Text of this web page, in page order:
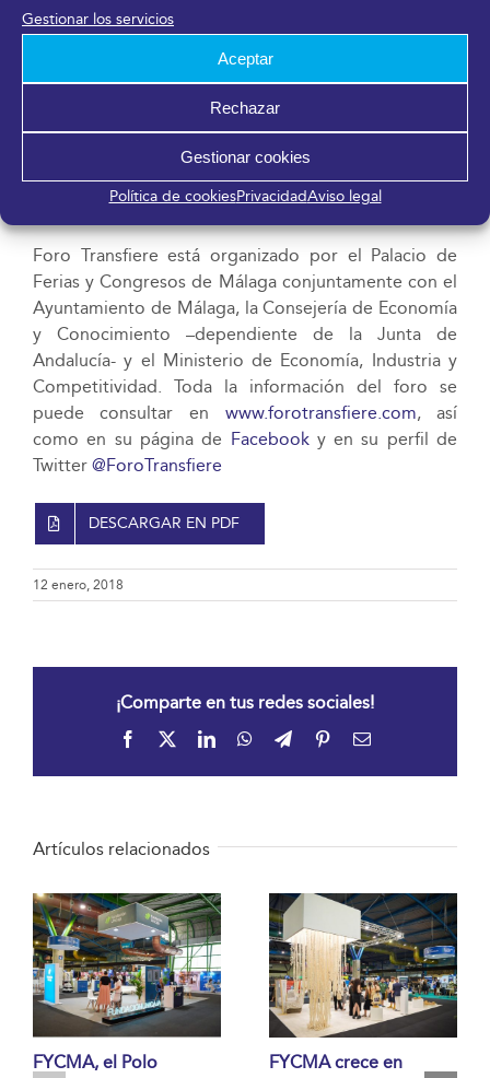
Gestionar los servicios
Aceptar
Rechazar
Gestionar cookies
Política de cookiesPrivacidadAviso legal
de expansión comercial, también se valorará en estas
propuestas su potencial y capacidad de generar un
crecimiento exponencial de los beneficios previstos
Los interesados pueden inscribirse y acceder a toda
la información sobre los contenidos del área‘Open
Innovation Area’ en la web www.forotransfiere.com
Foro Transfiere está organizado por el Palacio de
Ferias y Congresos de Málaga conjuntamente con el
Ayuntamiento de Málaga, la Consejería de Economía
y Conocimiento –dependiente de la Junta de
Andalucía- y el Ministerio de Economía, Industria y
Competitividad. Toda la información del foro se
puede consultar en www.forotransfiere.com, así
como en su página de Facebooky en su perfil de
Twitter @ForoTransfiere
DESCARGAR EN PDF
12 enero, 2018
¡Comparte en tus redes sociales!
Facebook LinkedInWhatsApp
TelegramPinterestCorreo
Artículos relacionados
FYCMA, el Polo
FYCMA crece en